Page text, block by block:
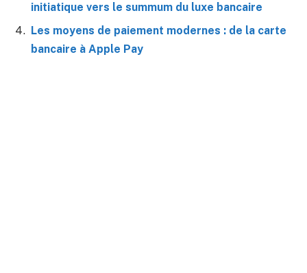
initiatique vers le summum du luxe bancaire
Les moyens de paiement modernes : de la carte
bancaire à Apple Pay